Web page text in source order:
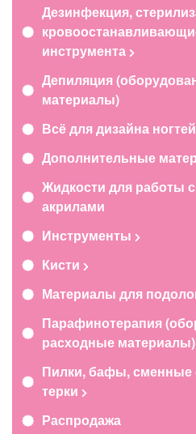
Дезинфекция,
инструмента
Депиляция
материалы)
Всё для дизайна ногтей
Дополнительные
Жидкости для работы
акрилами
Инструменты
Кисти
Материалы для
Парафинотерапия
расходные материалы)
Пилки, бафы,
терки
Распродажа